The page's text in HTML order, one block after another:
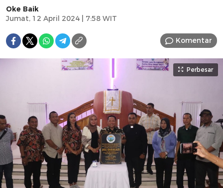
Oke Baik
Jumat, 12 April 2024 | 7:58 WIT
Komentar
Perbesar